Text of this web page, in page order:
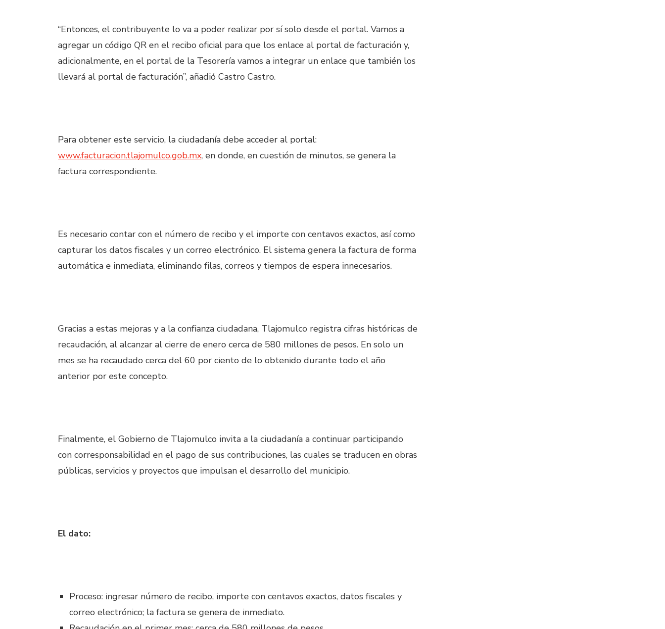
“Entonces, el contribuyente lo va a poder realizar por sí solo desde el portal. Vamos a
agregar un código QR en el recibo oficial para que los enlace al portal de facturación y,
adicionalmente, en el portal de la Tesorería vamos a integrar un enlace que también los
llevará al portal de facturación”, añadió Castro Castro.
Para obtener este servicio, la ciudadanía debe acceder al portal:
www.facturacion.tlajomulco.gob.mx, en donde, en cuestión de minutos, se genera la
factura correspondiente.
Es necesario contar con el número de recibo y el importe con centavos exactos, así como
capturar los datos fiscales y un correo electrónico. El sistema genera la factura de forma
automática e inmediata, eliminando filas, correos y tiempos de espera innecesarios.
Gracias a estas mejoras y a la confianza ciudadana, Tlajomulco registra cifras históricas de
recaudación, al alcanzar al cierre de enero cerca de 580 millones de pesos. En solo un
mes se ha recaudado cerca del 60 por ciento de lo obtenido durante todo el año
anterior por este concepto.
Finalmente, el Gobierno de Tlajomulco invita a la ciudadanía a continuar participando
con corresponsabilidad en el pago de sus contribuciones, las cuales se traducen en obras
públicas, servicios y proyectos que impulsan el desarrollo del municipio.
El dato:
Proceso: ingresar número de recibo, importe con centavos exactos, datos fiscales y
correo electrónico; la factura se genera de inmediato.